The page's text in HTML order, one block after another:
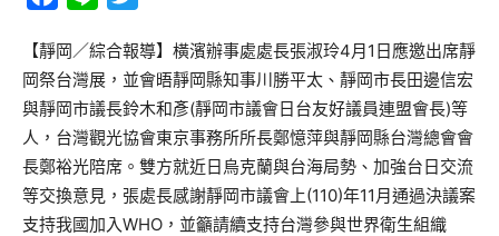
【靜岡／綜合報導】橫濱辦事處處長張淑玲4月1日應邀出席靜
岡祭台灣展，並會晤靜岡縣知事川勝平太、靜岡市長田邊信宏
與靜岡市議長鈴木和彥(靜岡市議會日台友好議員連盟會長)等
人，台灣觀光協會東京事務所所長鄭憶萍與靜岡縣台灣總會會
長鄭裕光陪席。雙方就近日烏克蘭與台海局勢、加強台日交流
等交換意見，張處長感謝靜岡市議會上(110)年11月通過決議案
支持我國加入WHO，並籲請續支持台灣參與世界衛生組織